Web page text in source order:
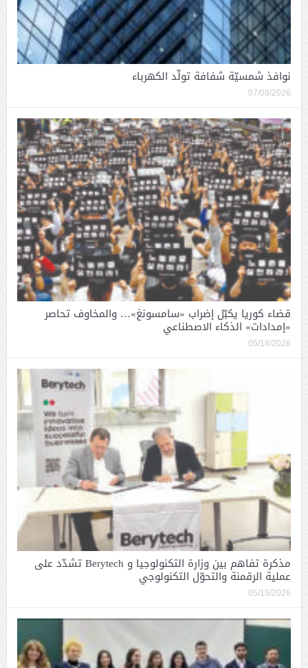
نوافذ شمسيّة شفافة تولّد الكهرباء
07/09/2026
قضاء كوريا يكبّل إضراب «سامسونغ»… والمخاوف تحاصر
«إمدادات» الذكاء الاصطناعي
05/18/2026
مذكرة تفاهم بين وزارة التكنولوجيا و Berytech تشدّد على
عملية الرقمنة والتحوّل التكنولوجي
05/15/2026